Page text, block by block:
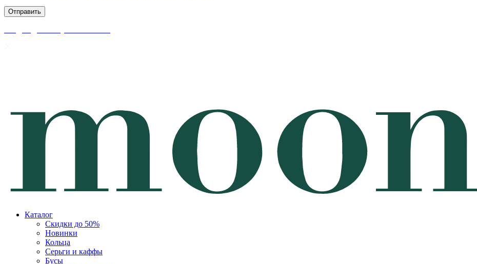
Каталог
Скидки до 50%
Новинки
Кольца
Серьги и каффы
Бусы